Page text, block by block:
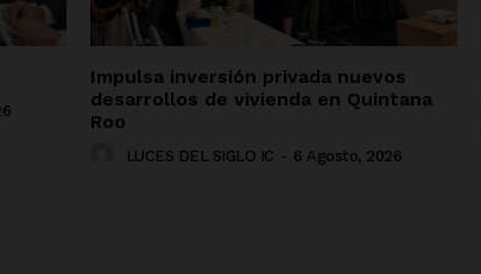
Impulsa inversión privada nuevos
desarrollos de vivienda en Quintana
Roo
LUCES DEL SIGLO IC - 6 Agosto, 2026